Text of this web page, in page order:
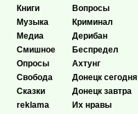
Книги
Музыка
Медиа
Смишное
Опросы
Свобода
Сказки
reklama
Вопросы
Криминал
Дерибан
Беспредел
Ахтунг
Донецк сегодня
Донецк завтра
Их нравы